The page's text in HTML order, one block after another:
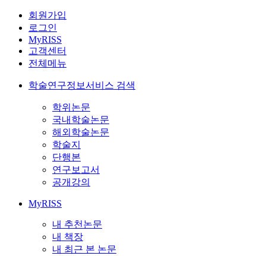
회원가입
로그인
MyRISS
고객센터
전체메뉴
학술연구정보서비스 검색
학위논문
국내학술논문
해외학술논문
학술지
단행본
연구보고서
공개강의
MyRISS
내 추천논문
내 책장
내 최근 본 논문